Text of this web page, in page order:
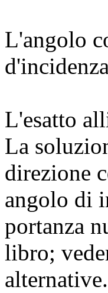
L'angolo
L'esatto
La
direzione
angolo di
portanza
libro;
alternative.